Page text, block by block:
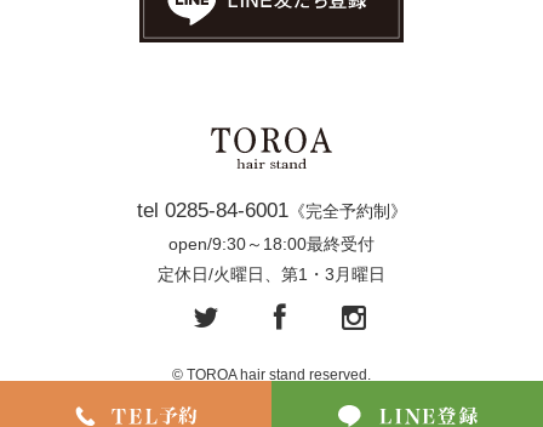
tel 0285-84-6001《完全予約制》
open/9:30～18:00最終受付
定休日/火曜日、第1・3月曜日
© TOROA hair stand reserved.